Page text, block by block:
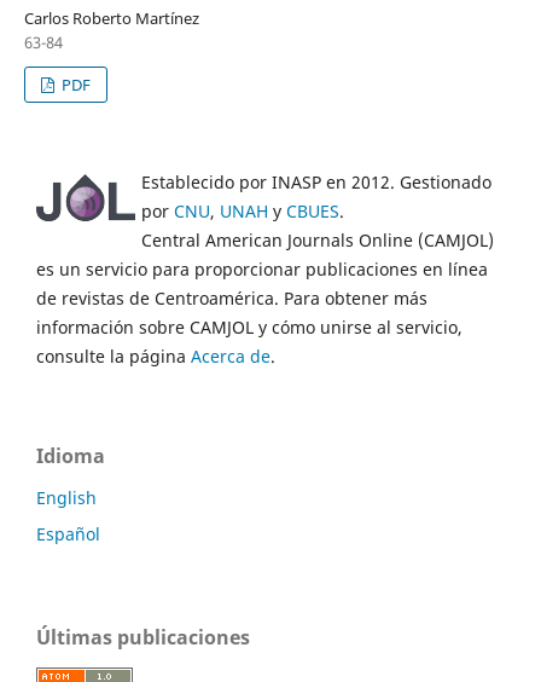
Carlos Roberto Martínez
63-84
PDF
Establecido por INASP en 2012. Gestionado
por CNU, UNAH y CBUES.
Central American Journals Online (CAMJOL)
es un servicio para proporcionar publicaciones en línea
de revistas de Centroamérica. Para obtener más
información sobre CAMJOL y cómo unirse al servicio,
consulte la página Acerca de.
Idioma
English
Español
Últimas publicaciones